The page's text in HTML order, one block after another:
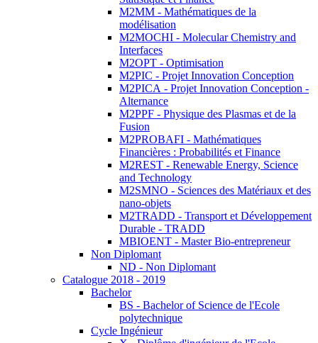
M2MM - Mathématiques de la
modélisation
M2MOCHI - Molecular Chemistry and
Interfaces
M2OPT - Optimisation
M2PIC - Projet Innovation Conception
M2PICA - Projet Innovation Conception -
Alternance
M2PPF - Physique des Plasmas et de la
Fusion
M2PROBAFI - Mathématiques
Financières : Probabilités et Finance
M2REST - Renewable Energy, Science
and Technology
M2SMNO - Sciences des Matériaux et des
nano-objets
M2TRADD - Transport et Développement
Durable - TRADD
MBIOENT - Master Bio-entrepreneur
Non Diplomant
ND - Non Diplomant
Catalogue 2018 - 2019
Bachelor
BS - Bachelor of Science de l'Ecole
polytechnique
Cycle Ingénieur